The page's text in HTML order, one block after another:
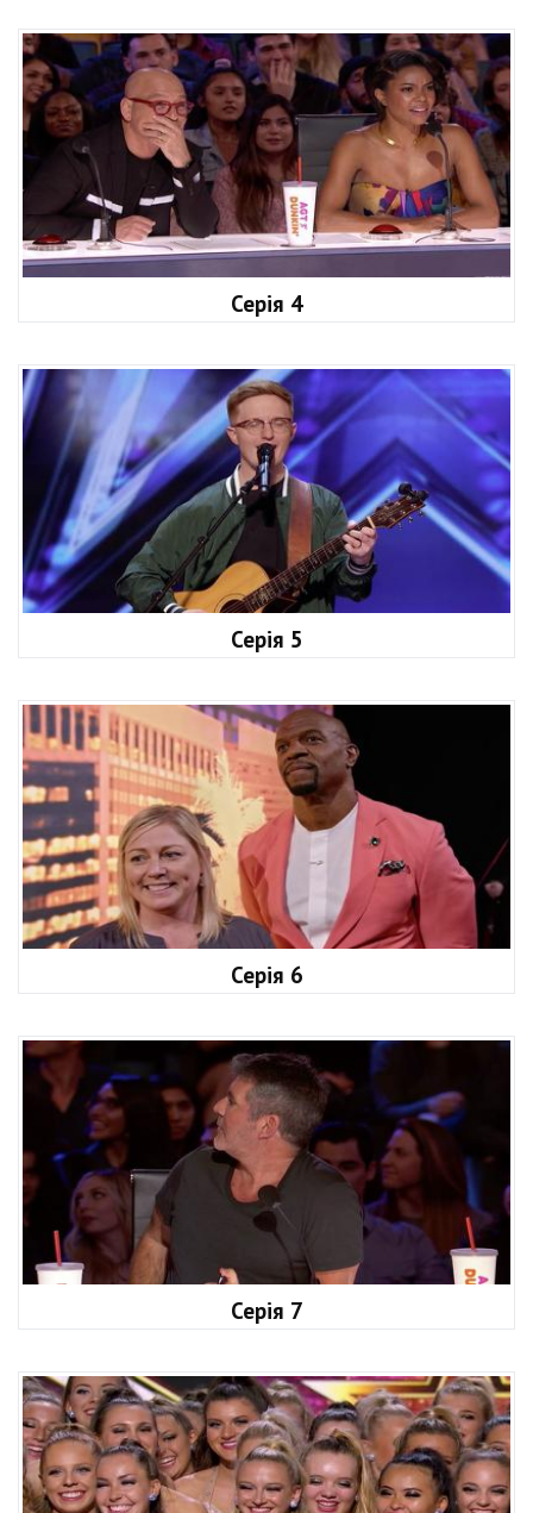
Серія 4
Серія 5
Серія 6
Серія 7